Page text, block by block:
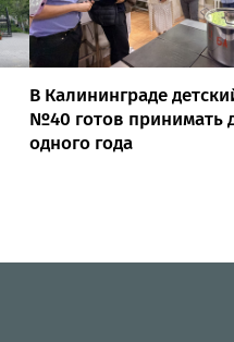
В Калининграде
№40 готов принимать
одного года